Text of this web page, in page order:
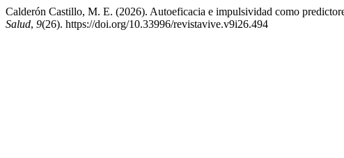
Calderón Castillo, M. E. (2026). Autoeficacia e impulsividad como
Salud, 9(26). https://doi.org/10.33996/revistavive.v9i26.494